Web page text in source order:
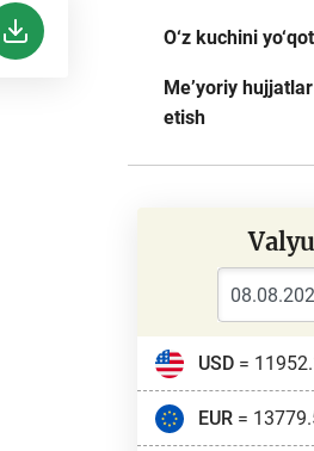
O‘z kuchini
Me’yoriy
etish
USD=
EUR=